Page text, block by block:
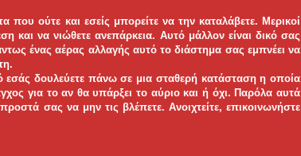
που ούτε και εσείς μπορείτε να την καταλάβετε. Μερικοί
και να νιώθετε ανεπάρκεια. Αυτό μάλλον είναι δικό σας
ένας αέρας αλλαγής αυτό το διάστημα σας εμπνέει να
εσάς δουλεύετε πάνω σε μια σταθερή κατάσταση η οποία
για το αν θα υπάρξει το αύριο και ή όχι. Παρόλα αυτά
σας να μην τις βλέπετε. Ανοιχτείτε, επικοινωνήστε